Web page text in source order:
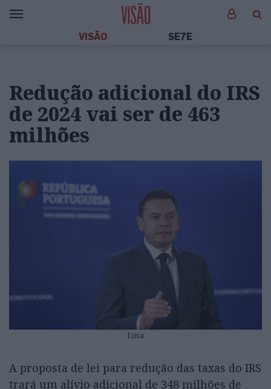
VISÃO SE7E
Redução adicional do IRS
de 2024 vai ser de 463
milhões
Lusa
A proposta de lei para redução das taxas do IRS
trará um alívio adicional de 348 milhões de